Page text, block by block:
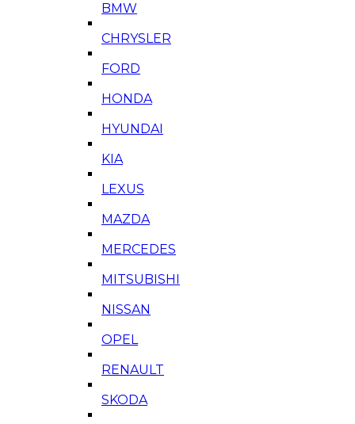
BMW
CHRYSLER
FORD
HONDA
HYUNDAI
KIA
LEXUS
MAZDA
MERCEDES
MITSUBISHI
NISSAN
OPEL
RENAULT
SKODA